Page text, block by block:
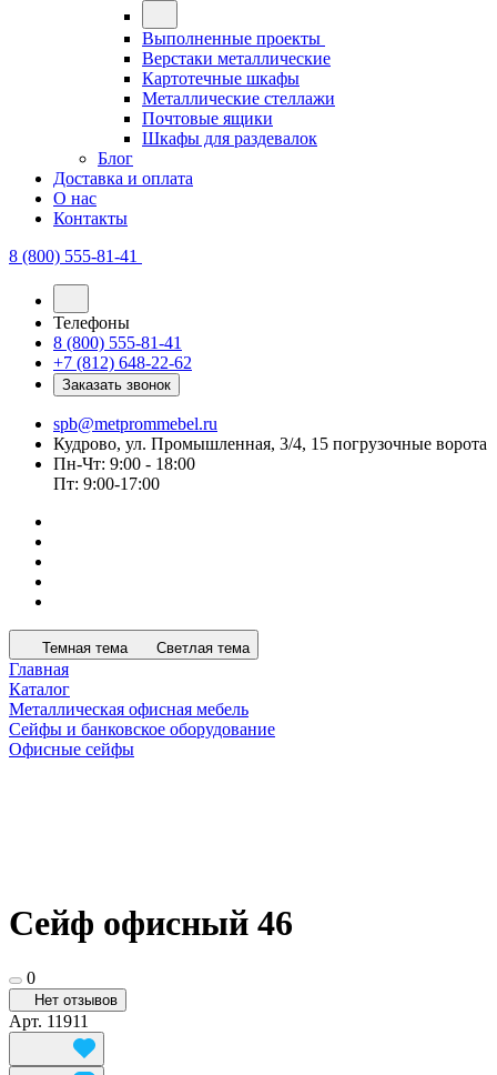
Выполненные проекты
Верстаки металлические
Картотечные шкафы
Металлические стеллажи
Почтовые ящики
Шкафы для раздевалок
Блог
Доставка и оплата
О нас
Контакты
8 (800) 555-81-41
Телефоны
8 (800) 555-81-41
+7 (812) 648-22-62
Заказать звонок
spb@metprommebel.ru
Кудрово, ул. Промышленная, 3/4, 15 погрузочные ворота
Пн-Чт: 9:00 - 18:00
Пт: 9:00-17:00
Темная тема Светлая тема
Главная
Каталог
Металлическая офисная мебель
Сейфы и банковское оборудование
Офисные сейфы
Сейф офисный 46
0
Нет отзывов
Арт. 11911